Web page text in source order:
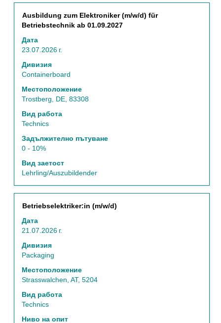
Позиция
Ausbildung zum Elektroniker (m/w/d) für
Betriebstechnik ab 01.09.2027
Дата
23.07.2026 г.
Дивизия
Containerboard
Местоположение
Trostberg, DE, 83308
Вид работа
Technics
Задължително пътуване
0 - 10%
Вид заетост
Lehrling/Auszubildender
Изберете
с
за
интервал,
за
да
пълното
съдържание
на
информацията
задание.
Позиция
Betriebselektriker:in (m/w/d)
Дата
21.07.2026 г.
Дивизия
Packaging
Местоположение
Strasswalchen, AT, 5204
Вид работа
Technics
Ниво на опит
Изберете
бутона
за
интервал,
за
прегледате
пълното
съдържание
на